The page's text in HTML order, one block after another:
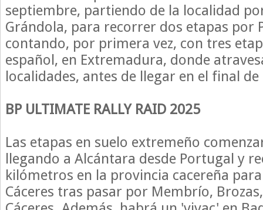
septiembre, partiendo de la localidad
Grándola, para recorrer dos etapas por
contando, por primera vez, con tres
español, en Extremadura, donde
localidades, antes de llegar en el final
BP ULTIMATE RALLY RAID 2025
Las etapas en suelo extremeño
llegando a Alcántara desde Portugal y
kilómetros en la provincia cacereña
Cáceres tras pasar por Membrío,